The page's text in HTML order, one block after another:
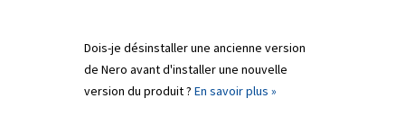
Dois-je désinstaller une ancienne version
de Nero avant d'installer une nouvelle
version du produit ? En savoir plus »